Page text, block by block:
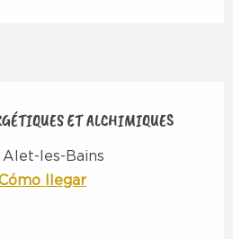
ET ALCHIMIQUES
Alet-les-Bains
llegar